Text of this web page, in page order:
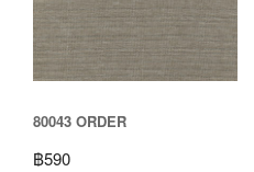
80043 ORDER
฿590